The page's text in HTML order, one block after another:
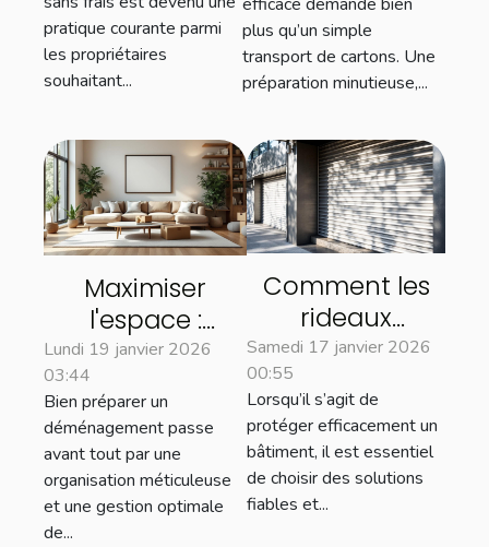
propriétaires ?
pratique courante parmi
les propriétaires
souhaitant...
plus qu’un simple
transport de cartons. Une
préparation minutieuse,...
Maximiser
l'espace :
astuces pour un
déménagement
efficace
Lundi 19 janvier 2026
03:44
Bien préparer un
déménagement passe
avant tout par une
organisation méticuleuse
et une gestion optimale
de...
Comment les
rideaux
métalliques
renforcent la
sécurité des
bâtiments ?
Samedi 17 janvier 2026
00:55
Lorsqu’il s’agit de
protéger efficacement un
bâtiment, il est essentiel
de choisir des solutions
fiables et...